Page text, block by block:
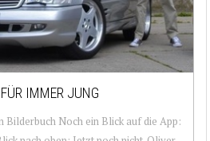
IMMER JUNG
Bilderbuch Noch ein Blick auf die App: